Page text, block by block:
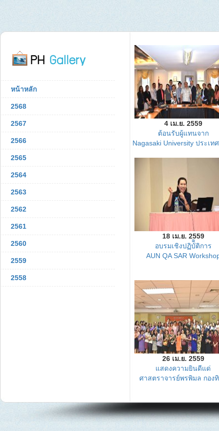
หน้าหลัก
2568
2567
2566
2565
2564
2563
2562
2561
2560
2559
2558
4 เม.ย. 2559
ต้อนรับผู้แทนจาก
Nagasaki University ประเ
18 เม.ย. 2559
อบรมเชิงปฏิบัิิติการ
AUN QA SAR
26 เม.ย. 2559
แสดงความยินดีแด่
ศาสตราจารย์พรพิมล กอง